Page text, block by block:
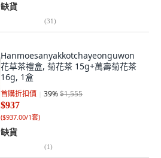
缺貨
(31)
Hanmoesanyakkotchayeonguwon
花草茶禮盒, 菊花茶 15g+萬壽菊花茶
16g, 1盒
首購折扣價 39%$1,555
$937
($937.00/1套)
缺貨
(1)